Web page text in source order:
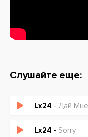
Слушайте еще:
Lx24 - Дай Мне
Lx24 - Sorry